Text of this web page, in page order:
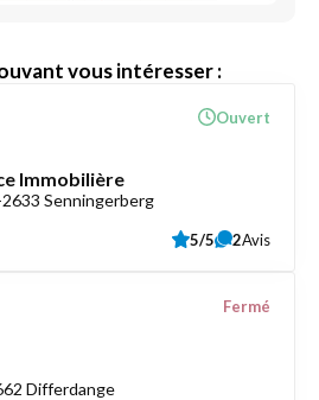
vous intéresser :
Immobilière
Senningerberg
Ouvert
5/5 2Avis
Differdange
Fermé